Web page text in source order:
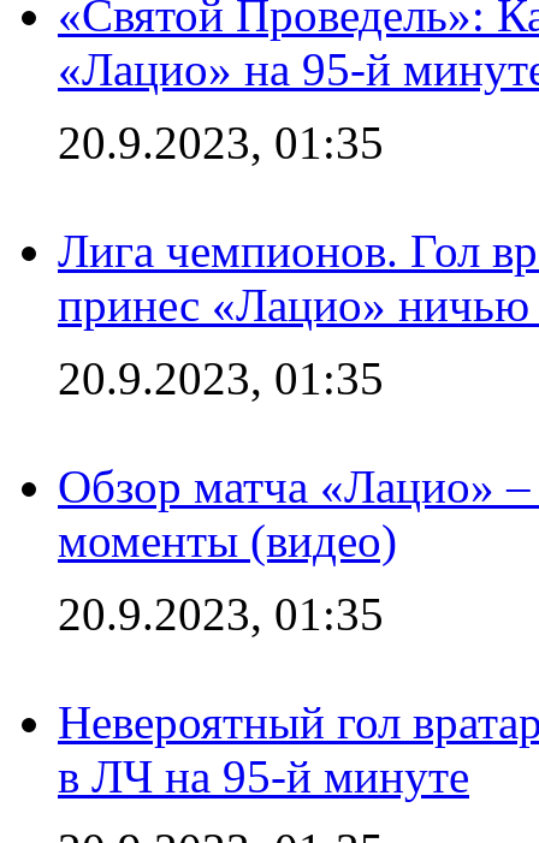
«Святой Проведель»:
«Лацио» на 95-й
20.9.2023, 01:35
Лига чемпионов. Гол
принес «Лацио» ничью
20.9.2023, 01:35
Обзор матча «Лацио»
моменты (видео)
20.9.2023, 01:35
Невероятный гол
в ЛЧ на 95-й минуте